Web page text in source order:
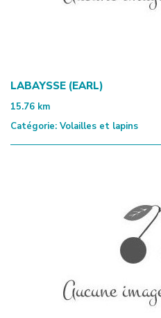
LABAYSSE (EARL)
15.76 km
Catégorie: Volailles et lapins